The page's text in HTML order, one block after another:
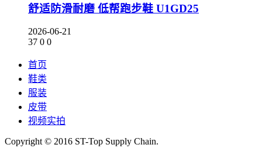
舒适防滑耐磨 低帮跑步鞋 U1GD25
2026-06-21
37 0 0
首页
鞋类
服装
皮带
视频实拍
Copyright © 2016 ST-Top Supply Chain.